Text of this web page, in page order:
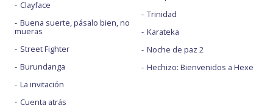
Clayface
Buena suerte, pásalo bien, no
mueras
Street Fighter
Burundanga
La invitación
Cuenta atrás
Trinidad
Karateka
Noche de paz 2
Hechizo: Bienvenidos a Hexe